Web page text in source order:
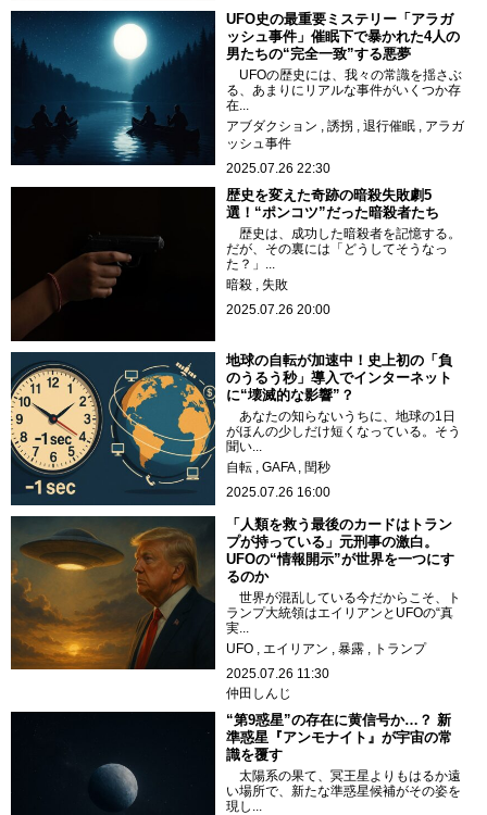
UFO史の最重要ミステリー「アラガ
ッシュ事件」催眠下で暴かれた4人の
男たちの“完全一致”する悪夢
UFOの歴史には、我々の常識を揺さぶ
る、あまりにリアルな事件がいくつか存
在...
アブダクション
誘拐 退行催眠
アラガ
ッシュ事件
2025.07.26 22:30
歴史を変えた奇跡の暗殺失敗劇5
選！“ポンコツ”だった暗殺者たち
歴史は、成功した暗殺者を記憶する。
だが、その裏には「どうしてそうなっ
た？」...
暗殺
失敗
2025.07.26 20:00
地球の自転が加速中！史上初の「負
のうるう秒」導入でインターネット
に“壊滅的な影響”？
あなたの知らないうちに、地球の1日
がほんの少しだけ短くなっている。そう
聞い...
自転
GAFA
閏秒
2025.07.26 16:00
「人類を救う最後のカードはトラン
プが持っている」元刑事の激白。
UFOの“情報開示”が世界を一つにす
るのか
世界が混乱している今だからこそ、ト
ランプ大統領はエイリアンとUFOの“真
実...
UFO
エイリアン 暴露
トランプ
2025.07.26 11:30
仲田しんじ
“第9惑星”の存在に黄信号か…？ 新
準惑星『アンモナイト』が宇宙の常
識を覆す
太陽系の果て、冥王星よりもはるか遠
い場所で、新たな準惑星候補がその姿を
現し...